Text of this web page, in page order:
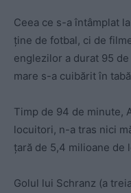
Ceea ce s-a întâmplat
ține de fotbal, ci de
englezilor a durat 95
mare s-a cuibărit în
Timp de 94 de minute,
locuitori, n-a tras nici
țară de 5,4 milioane de
Golul lui Schranz (a